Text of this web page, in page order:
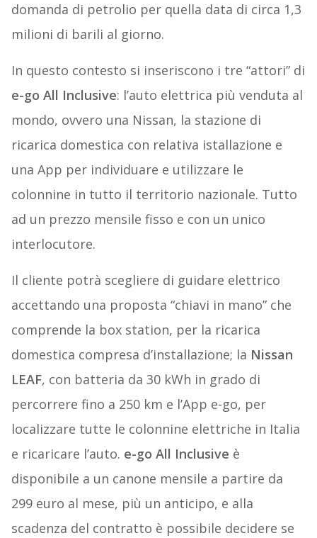
domanda di petrolio per quella data di circa 1,3
milioni di barili al giorno.
In questo contesto si inseriscono i tre “attori” di
e-go All Inclusive: l’auto elettrica più venduta al
mondo, ovvero una Nissan, la stazione di
ricarica domestica con relativa istallazione e
una App per individuare e utilizzare le
colonnine in tutto il territorio nazionale. Tutto
ad un prezzo mensile fisso e con un unico
interlocutore.
Il cliente potrà scegliere di guidare elettrico
accettando una proposta “chiavi in mano” che
comprende la box station, per la ricarica
domestica compresa d’installazione; la Nissan
LEAF, con batteria da 30 kWh in grado di
percorrere fino a 250 km e l’App e-go, per
localizzare tutte le colonnine elettriche in Italia
e ricaricare l’auto. e-go All Inclusive è
disponibile a un canone mensile a partire da
299 euro al mese, più un anticipo, e alla
scadenza del contratto è possibile decidere se